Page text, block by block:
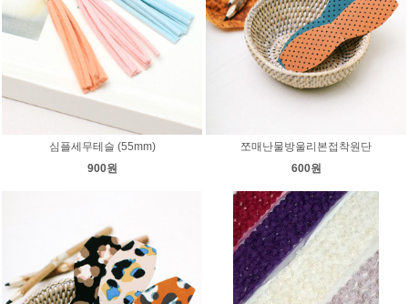
심플세무테슬 (55mm)
900원
쪼매난물방울리본접착원단
600원